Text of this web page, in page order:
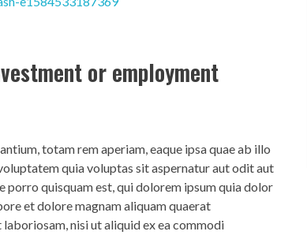
or employment
totam rem aperiam, eaque ipsa quae ab illo
quia voluptas sit aspernatur aut odit aut
porro quisquam est, qui dolorem ipsum quia dolor
et dolore magnam aliquam quaerat
nisi ut aliquid ex ea commodi